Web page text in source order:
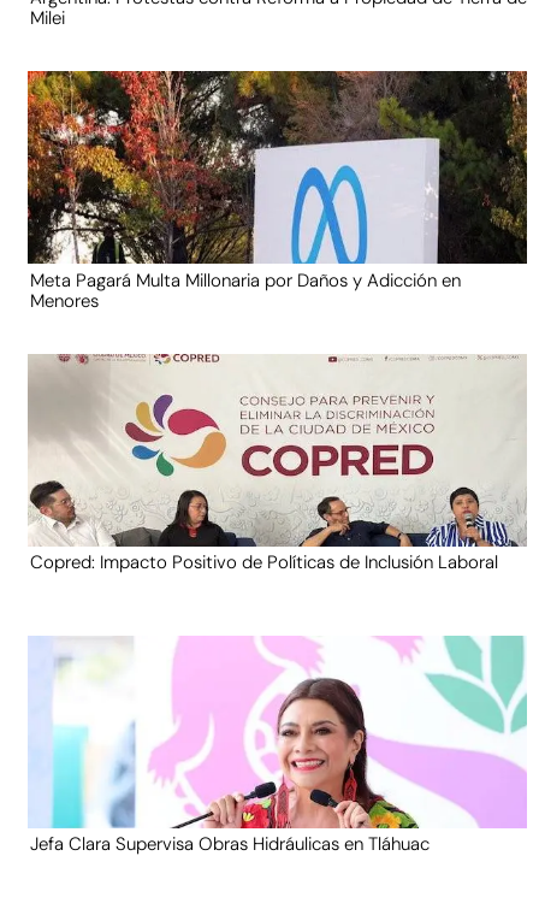
Milei
Meta Pagará Multa Millonaria por Daños y Adicción en
Menores
Copred: Impacto Positivo de Políticas de Inclusión Laboral
Jefa Clara Supervisa Obras Hidráulicas en Tláhuac